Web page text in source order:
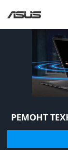
РЕМОНТ